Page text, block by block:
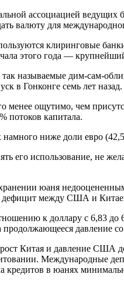
ассоциацией ведущих
валюту для
клиринговые
этого года —
называемые дим-сам-
в Гонконге семь лет назад.
менее ощутимо, чем
потоков капитала.
ниже доли евро
его использование, не
юаня
дефицит между США и
к доллару с 6,83
продолжающееся давление
Китая и давление США
Международные
кредитов в юанях